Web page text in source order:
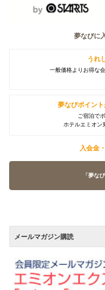
夢なびに
うれ
一般価格よりお得な
夢なびポイン
ご宿泊で
ホテルエミオン
入会金
「夢な
メールマガジン購読